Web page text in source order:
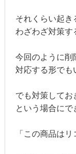
それくらい起き
わざわざ対策す
今回のように削
対応する形でも
でも対策してお
という場合にで
「この商品はリ